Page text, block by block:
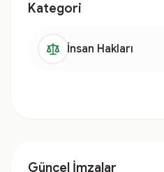
Kategori
İnsan Hakları
Güncel İmzalar